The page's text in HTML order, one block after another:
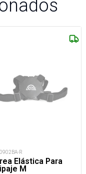
R
Elástica Para
M